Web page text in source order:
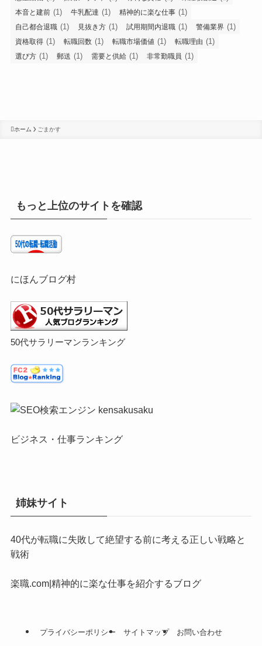
本音と建前 (1) 牛乳配達 (1) 精神的に楽な仕事 (1)
自己都合退職 (1) 見抜き方 (1) 試用期間内退職 (1) 警備業界 (1)
資格取得 (1) 転職回数 (1) 転職市場価値 (1) 転職理由 (1)
選び方 (1) 郵送 (1) 需要と供給 (1) 非常勤職員 (1)
ホーム ごまかす
もっと上位のサイトを確認
にほんブログ村
50代サラリーマンランキング
ビジネス・仕事ランキング
姉妹サイト
40代が転職に失敗して絶望する前に考える正しい戦略と
戦術
楽職.com|精神的に楽な仕事を紹介するブログ
プライバシーポリシー サイトマップ お問い合わせ